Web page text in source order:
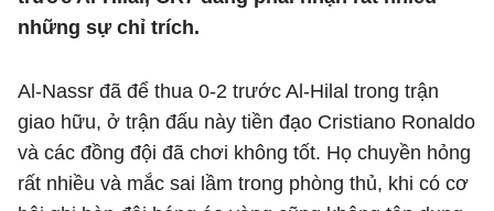
những sự chỉ trích.
Al-Nassr đã để thua 0-2 trước Al-Hilal trong trận
giao hữu, ở trận đấu này tiền đạo Cristiano Ronaldo
và các đồng đội đã chơi không tốt. Họ chuyền hỏng
rất nhiều và mắc sai lầm trong phòng thủ, khi có cơ